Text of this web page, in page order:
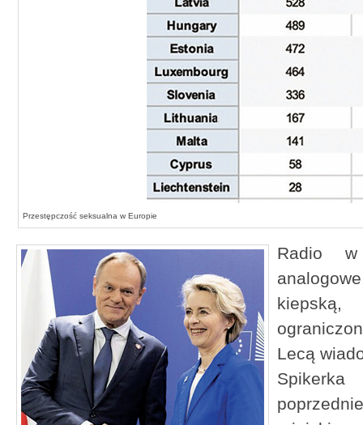
Przestępczość seksualna w Europie
Radio
Lecą
Spikerka